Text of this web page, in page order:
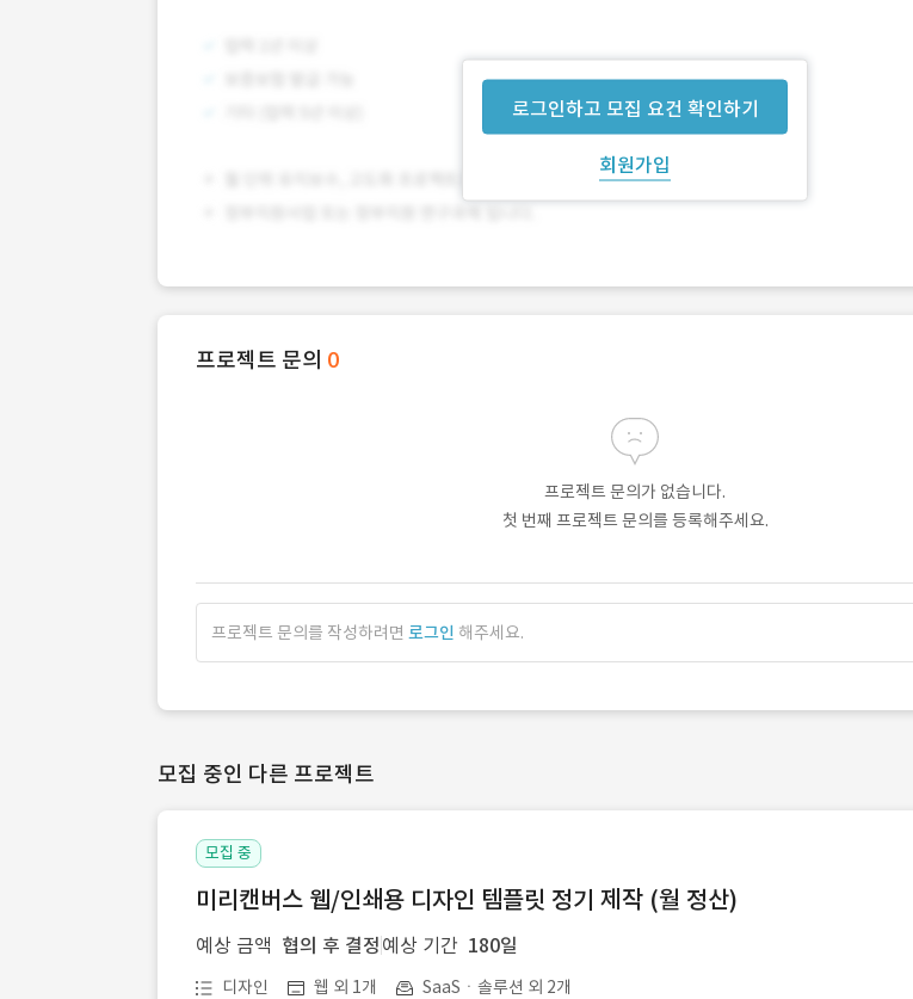
로그인하고 모집 요건 확인하기
회원가입
프로젝트 문의 0
프로젝트 문의가 없습니다.
첫 번째 프로젝트 문의를 등록해주세요.
프로젝트 문의를 작성하려면 로그인 해주세요.
모집 중인 다른 프로젝트
모집 중
미리캔버스 웹/인쇄용 디자인 템플릿 정기 제작 (월 정산)
예상 금액 협의 후 결정 예상 기간 180일
디자인 웹 외 1개 SaaSㆍ솔루션 외 2개